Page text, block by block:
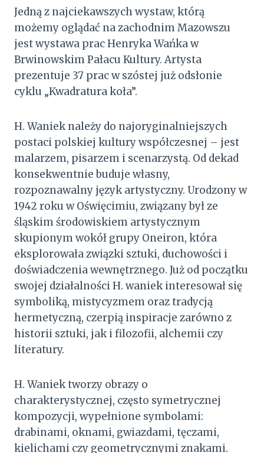
Jedną z najciekawszych wystaw, którą
możemy oglądać na zachodnim Mazowszu
jest wystawa prac Henryka Wańka w
Brwinowskim Pałacu Kultury. Artysta
prezentuje 37 prac w szóstej już odsłonie
cyklu „Kwadratura koła”.
H. Waniek należy do najoryginalniejszych
postaci polskiej kultury współczesnej – jest
malarzem, pisarzem i scenarzystą. Od dekad
konsekwentnie buduje własny,
rozpoznawalny język artystyczny. Urodzony w
1942 roku w Oświęcimiu, związany był ze
śląskim środowiskiem artystycznym
skupionym wokół grupy Oneiron, która
eksplorowała związki sztuki, duchowości i
doświadczenia wewnętrznego. Już od początku
swojej działalności H. waniek interesował się
symboliką, mistycyzmem oraz tradycją
hermetyczną, czerpią inspiracje zarówno z
historii sztuki, jak i filozofii, alchemii czy
literatury.
H. Waniek tworzy obrazy o
charakterystycznej, często symetrycznej
kompozycji, wypełnione symbolami:
drabinami, oknami, gwiazdami, tęczami,
kielichami czy geometrycznymi znakami.